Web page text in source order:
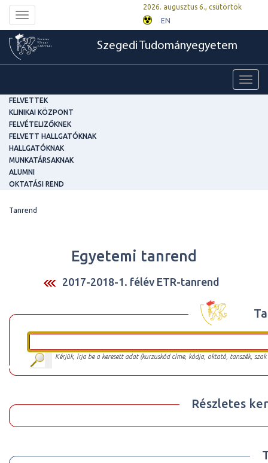
Toggle
navigation
2026. augusztus 6., csütörtök
EN
Szegedi Tudományegyetem
FELVETTEK
KLINIKAI KÖZPONT
FELVÉTELIZŐKNEK
FELVETT HALLGATÓKNAK
HALLGATÓKNAK
MUNKATÁRSAKNAK
ALUMNI
OKTATÁSI REND
Tanrend
Egyetemi tanrend
2017-2018-1. félév ETR-tanrend
Kérjük, írja be a keresett adat (kurzuskód címe, kódja, oktató, tanszék,
Részletes